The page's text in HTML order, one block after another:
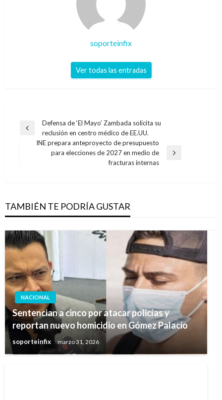
soporteinfix
Ver todas las entradas
Navegación
entradas
Entrada
anterior
Defensa de ‘El Mayo’ Zambada solicita su
reclusión en centro médico de EE.UU.
Entrada
INE prepara anteproyecto de presupuesto
para elecciones de 2027 en medio de
fracturas internas
TAMBIÉN TE PODRÍA GUSTAR
NACIONAL
Sentencian a cinco por atacar policías y
reportan nuevo homicidio en Gómez Palacio
soporteinfix marzo 31, 2026